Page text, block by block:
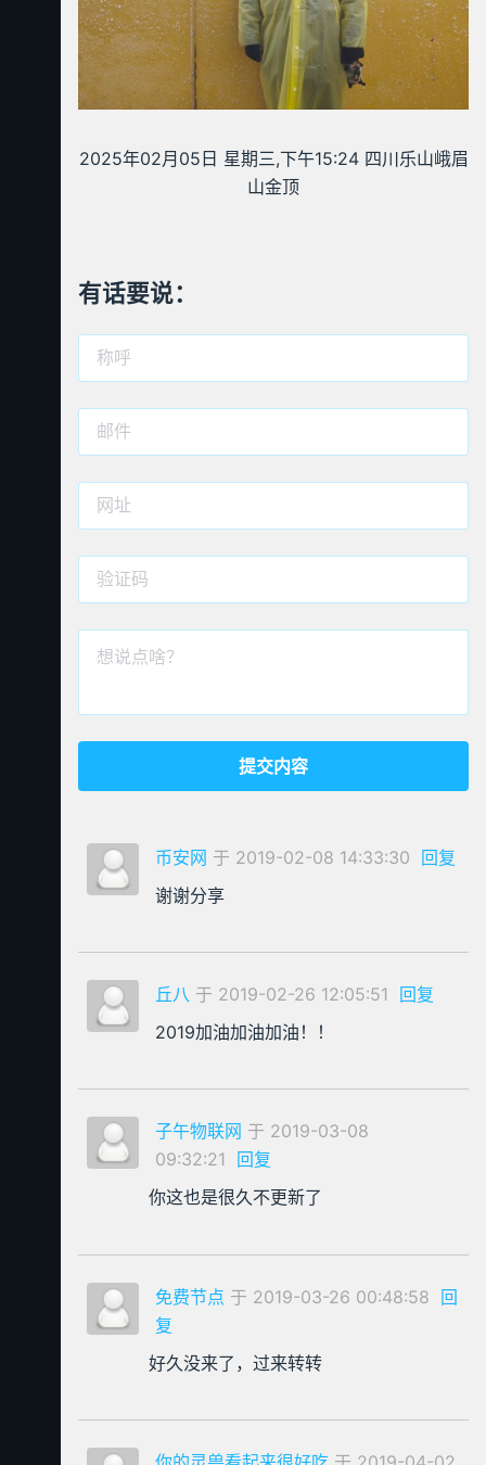
2025年02月05日 星期三,下午15:24 四川乐山峨眉
山金顶
有话要说：
币安网 于 2019-02-08 14:33:30 回复
谢谢分享
丘八 于 2019-02-26 12:05:51 回复
2019加油加油加油！！
子午物联网 于 2019-03-08
09:32:21 回复
你这也是很久不更新了
免费节点 于 2019-03-26 00:48:58 回
复
好久没来了，过来转转